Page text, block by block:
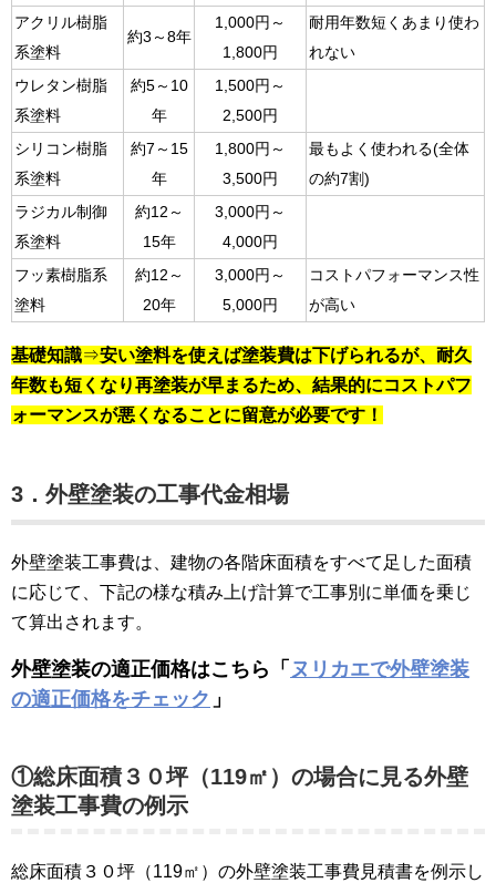
アクリル樹脂
系塗料
約3～8年
1,000円～
1,800円
耐用年数短くあまり使わ
れない
ウレタン樹脂
系塗料
約5～10
年
1,500円～
2,500円
シリコン樹脂
系塗料
約7～15
年
1,800円～
3,500円
最もよく使われる(全体
の約7割)
ラジカル制御
系塗料
約12～
15年
3,000円～
4,000円
フッ素樹脂系
塗料
約12～
20年
3,000円～
5,000円
コストパフォーマンス性
が高い
基礎知識⇒安い塗料を使えば塗装費は下げられるが、耐久
年数も短くなり再塗装が早まるため、結果的にコストパフ
ォーマンスが悪くなることに留意が必要です！
3．外壁塗装の工事代金相場
外壁塗装工事費は、建物の各階床面積をすべて足した面積
に応じて、下記の様な積み上げ計算で工事別に単価を乗じ
て算出されます。
外壁塗装の適正価格はこちら「 ヌリカエで外壁塗装
の適正価格をチェック 」
①総床面積３０坪（119㎡）の場合に見る外壁
塗装工事費の例示
総床面積３０坪（119㎡）の外壁塗装工事費見積書を例示し